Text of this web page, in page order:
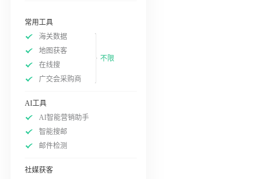
常用工具
海关数据
地图获客
在线搜
广交会采购商
不限
AI工具
AI智能营销助手
智能搜邮
邮件检测
社媒获客